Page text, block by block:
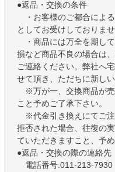
●返品・交換の条件
・お客様のご都合によ
としてお受けしておりま
・商品には万全を期し
損など商品不良の場合は
ご連絡ください。弊社へ
せて頂き、ただちに新し
※万が一、交換商品が売
こと予めご了承下さい。
※代金引き換えにてご注
拒否された場合、往復の
ていただきますこと、予
●返品・交換の際の連絡先
電話番号:011-213-7930